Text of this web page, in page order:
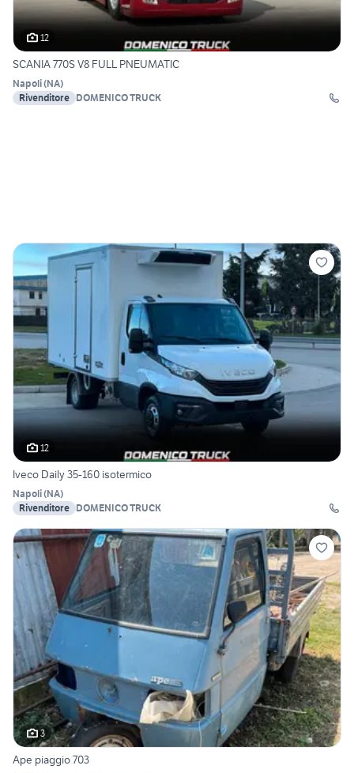
12
SCANIA 770S V8 FULL PNEUMATIC
Napoli(NA)
Rivenditore DOMENICO TRUCK
12
Iveco Daily 35-160 isotermico
Napoli(NA)
Rivenditore DOMENICO TRUCK
3
Ape piaggio 703